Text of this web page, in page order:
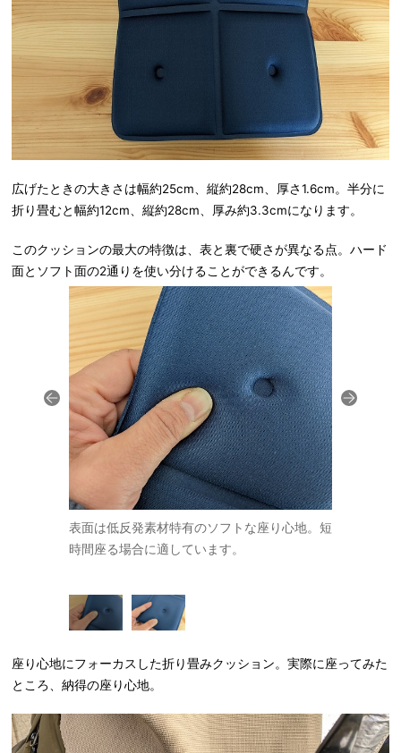
広げたときの大きさは幅約25cm、縦約28cm、厚さ1.6cm。半分に
折り畳むと幅約12cm、縦約28cm、厚み約3.3cmになります。
このクッションの最大の特徴は、表と裏で硬さが異なる点。ハード
面とソフト面の2通りを使い分けることができるんです。
表面は低反発素材特有のソフトな座り心地。短
時間座る場合に適しています。
座り心地にフォーカスした折り畳みクッション。実際に座ってみた
ところ、納得の座り心地。